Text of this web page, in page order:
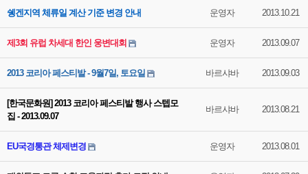
쉥겐지역 체류일 계산 기준 변경 안내 운영자 2013.10.21
제3회 유럽 차세대 한인 웅변대회 운영자 2013.09.07
2013 코리아 페스티발 - 9월7일, 토요일 바르샤바 2013.09.03
[한국문화원] 2013 코리아 페스티발 행사 스텝모
집 - 2013.09.07
바르샤바 2013.08.21
EU국경통관 체제변경 운영자 2013.08.01